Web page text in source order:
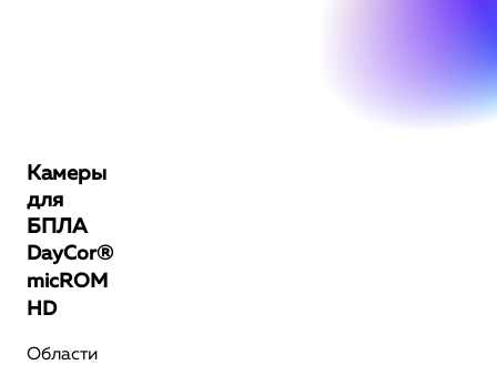
Камеры
для
БПЛА
DayCor®
micROM
HD
Области